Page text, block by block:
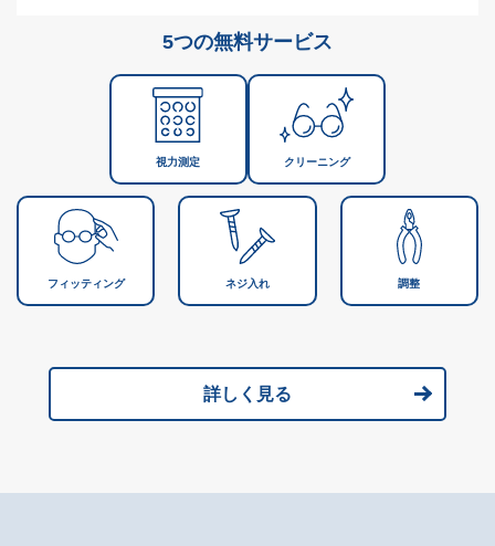
5つの無料サービス
視力測定 クリーニング
フィッティング ネジ入れ 調整
詳しく見る